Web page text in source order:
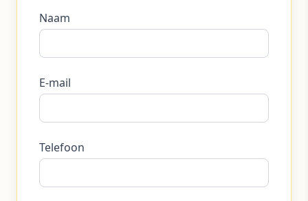
Naam
E-mail
Telefoon